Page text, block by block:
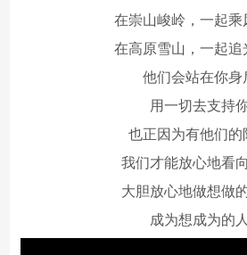
在崇山峻岭，一起乘
在高原雪山，一起追
他们会站在你身
用一切去支持
也正因为有他们的
我们才能放心地看
大胆放心地做想做
成为想成为的人